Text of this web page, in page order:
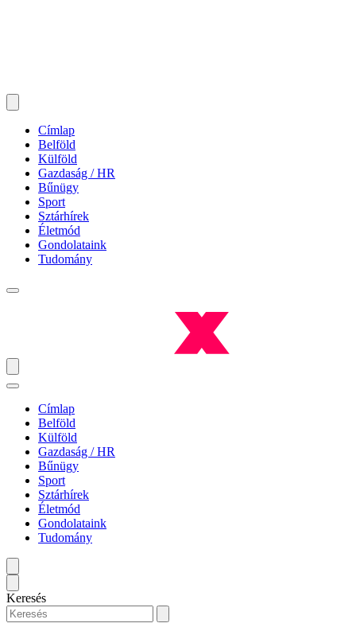
Címlap
Belföld
Külföld
Gazdaság / HR
Bűnügy
Sport
Sztárhírek
Életmód
Gondolataink
Tudomány
Címlap
Belföld
Külföld
Gazdaság / HR
Bűnügy
Sport
Sztárhírek
Életmód
Gondolataink
Tudomány
Keresés